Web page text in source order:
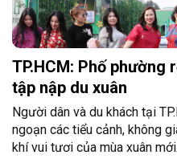
TP.HCM: Phố phường
tập nập du xuân
Người dân và du khách tại
ngoạn các tiểu cảnh, không
khí vui tươi của mùa xuân mới.